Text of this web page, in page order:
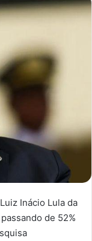
Inácio Lula da
de 52%